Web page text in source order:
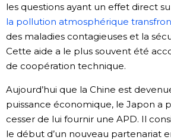
les questions ayant un effet direct
la pollution atmosphérique
des maladies contagieuses et la
Cette aide a le plus souvent été
de coopération technique.
Aujourd’hui que la Chine est
puissance économique, le Japon a
cesser de lui fournir une APD. Il
le début d’un nouveau partenariat